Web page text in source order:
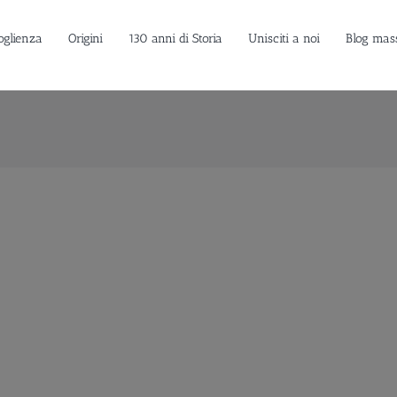
Origini 130 anni di Storia Unisciti a noi Blog